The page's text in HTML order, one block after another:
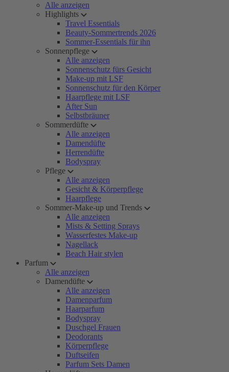
Alle anzeigen
Highlights
Travel Essentials
Beauty-Sommertrends 2026
Sommer-Essentials für ihn
Sonnenpflege
Alle anzeigen
Sonnenschutz fürs Gesicht
Make-up mit LSF
Sonnenschutz für den Körper
Haarpflege mit LSF
After Sun
Selbstbräuner
Sommerdüfte
Alle anzeigen
Damendüfte
Herrendüfte
Bodyspray
Pflege
Alle anzeigen
Gesicht & Körperpflege
Haarpflege
Sommer-Make-up und Trends
Alle anzeigen
Mists & Setting Sprays
Wasserfestes Make-up
Nagellack
Beach Hair stylen
Parfum
Alle anzeigen
Damendüfte
Alle anzeigen
Damenparfum
Haarparfum
Bodyspray
Duschgel Frauen
Deodorants
Körperpflege
Duftseifen
Parfum Sets Damen